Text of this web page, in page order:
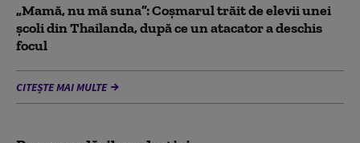
„Mamă, nu mă suna”: Coșmarul trăit de elevii unei
școli din Thailanda, după ce un atacator a deschis
focul
CITEȘTE MAI MULTE